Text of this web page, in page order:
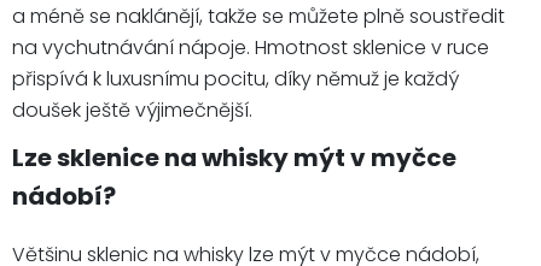
a méně se naklánějí, takže se můžete plně soustředit
na vychutnávání nápoje. Hmotnost sklenice v ruce
přispívá k luxusnímu pocitu, díky němuž je každý
doušek ještě výjimečnější.
Lze sklenice na whisky mýt v myčce
nádobí?
Většinu sklenic na whisky lze mýt v myčce nádobí,